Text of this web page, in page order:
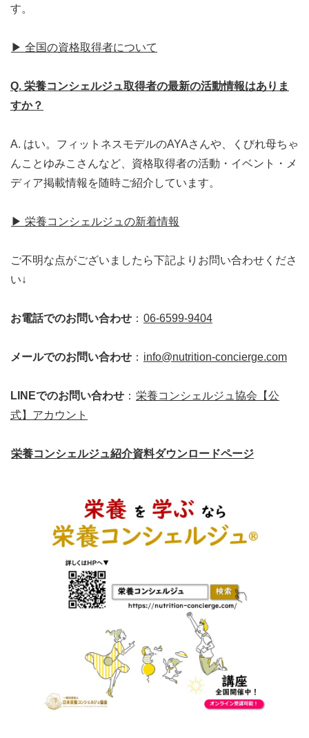
す。
▶ 全国の資格取得者について
Q. 栄養コンシェルジュ取得者の最新の活動情報はありま
すか？
A. はい。フィットネスモデルのAYAさんや、くびれ母ちゃ
んことゆみこさんなど、資格取得者の活動・イベント・メ
ディア掲載情報を随時ご紹介しています。
▶ 栄養コンシェルジュの新着情報
ご不明な点がございましたら下記よりお問い合わせくださ
い↓
お電話でのお問い合わせ ： 06-6599-9404
メールでのお問い合わせ ： info@nutrition-concierge.com
LINEでのお問い合わせ ： 栄養コンシェルジュ協会【公
式】アカウント
栄養コンシェルジュ紹介資料ダウンロードページ